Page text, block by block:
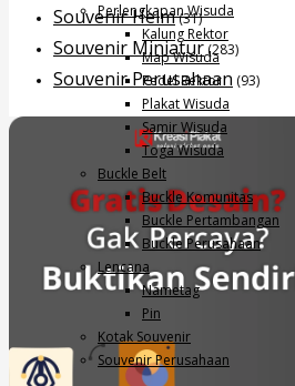
Perlengkapan Wisuda
Kalung Rektor
Map Wisuda
Pedel Rektor
Plakat Wisuda
Samir Wisuda
Toga Wisuda
Buckle Belt
Buckle Komunitas
Buckle Pertambangan
Buckle Perusahaan
Lencana
Nametag
Pin
Kotak Souvenir
Souvenir Perusahaan
Souvenir Helm(31)
Souvenir Miniatur (283)
Souvenir Perusahaan (93)